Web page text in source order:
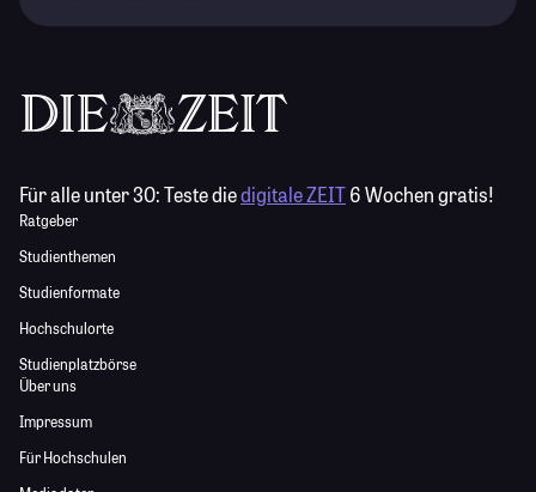
Für alle unter 30:Teste diedigitale ZEIT6 Wochen gratis!
Ratgeber
Studienthemen
Studienformate
Hochschulorte
Studienplatzbörse
Über uns
Impressum
Für Hochschulen